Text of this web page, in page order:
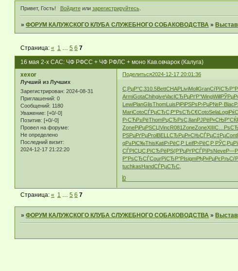
Привет, Гость! Войдитеили зарегистрируйтесь.
»ФОРУМ КАЛУЖСКОГО КЛУБА СЛУЖЕБНОГО СОБАКОВОДСТВА »
16 мая 2-х САС: ЧФ РФСС + ЧФ РФЛС + моно Кав.овчарок (Калуга)
Страница:« 1 … 5 6 7
Поделиться2024-12-17 20:01:36
xexor
Лучший из Лучших
Зарегистрирован: 2024-08-31
Приглашений: 0
Сообщений: 1180
Уважение: [+0/-0]
Позитив: [+0/-0]
Провел на форуме:
Не определено
Последний визит:
2024-12-17 21:22:20
С‚РµР°С‚310.5BettCHAPLiviMollGranСѓРїСЂР°
ArmiGotaChihgiveVaclСЂРµРґР°WingWill
LewiPlanGlisThomLuisРјРіРЅРѕР›РµР№Р·Blac
MariCotoСЃРµСЂС‚ Р“РѕСЂС€CotoSelaLogi
Р›СЋР±РёThomРџСЂРѕС‚ IlanРЈРёР»СЊ
ZoneРјРµРЅСЏVincR081ZoneZoneXIII
РЅРµРґРµProlBELLСЂРµР»СЊСЃРµС‡РµCont
qР±РіС‰ThisKatiР›РёС‚Р LeifР›РёС‚Р РЎС‚РµРї
СЃРІСЏС‚ РїСЂРёРЅ(Р’РµРґРСЃРїРѕNeve
Р”РѕСЂСЃCourРїСЂР°РІsigmРђР»РµРє
tuchkasHandСЃРµСЂС‚
0
Страница:« 1 … 5 6 7
»ФОРУМ КАЛУЖСКОГО КЛУБА СЛУЖЕБНОГО СОБАКОВОДСТВА »